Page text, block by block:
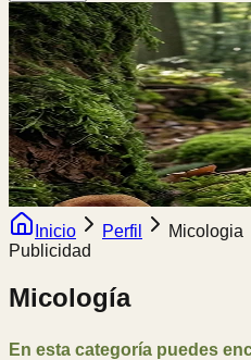
Inicio Perfil
Micologia
Publicidad
Micología
En esta categoría puedes